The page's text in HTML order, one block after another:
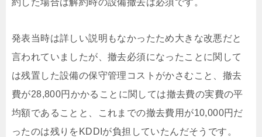
約した場合は解約時の設備撤去は必須です。
発表当時は詳しい説明もなかったため大きな改悪だと
言われていましたが、撤去必須になったことに関して
は残置した設備の保守管理コストがかさむこと、撤去
費が28,800円かかることに関しては撤去費の実費の平
均額であることと、これまでの撤去費用が10,000円だ
ったのは残りをKDDIが負担していたんだそうです。